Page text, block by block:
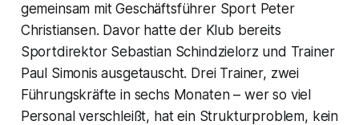
gemeinsam mit Geschäftsführer Sport Peter
Christiansen. Davor hatte der Klub bereits
Sportdirektor Sebastian Schindzielorz und Trainer
Paul Simonis ausgetauscht. Drei Trainer, zwei
Führungskräfte in sechs Monaten – wer so viel
Personal verschleißt, hat ein Strukturproblem, kein